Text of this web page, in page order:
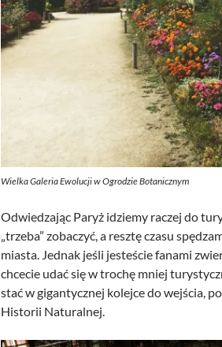
Wielka Galeria Ewolucji w Ogrodzie Botanicznym
Odwiedzając Paryż idziemy raczej do
„trzeba” zobaczyć, a resztę czasu
miasta. Jednak jeśli jesteście fanami
chcecie udać się w trochę mniej
stać w gigantycznej kolejce do wejścia,
Historii Naturalnej.